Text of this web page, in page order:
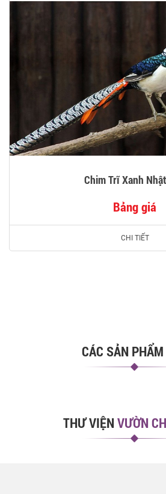
Chim Trĩ Xanh
Bảng giá
CHI TIẾT
CÁC SẢN PHẨM
THƯ VIỆNVƯỜN